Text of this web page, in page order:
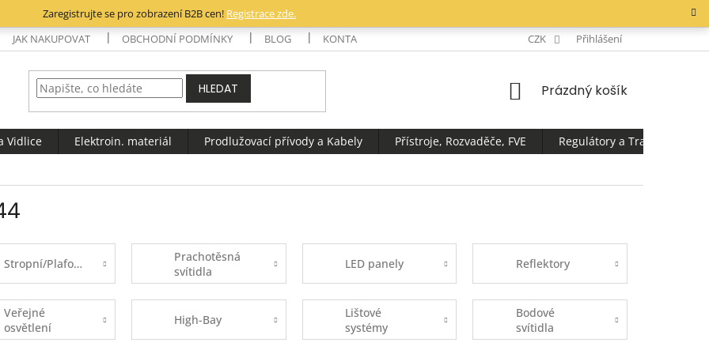
Zaregistrujte se pro zobrazení B2B cen! Registrace zde.
JAK NAKUPOVAT OBCHODNÍ PODMÍNKY BLOG KONTAKTY CZK Přihlášení
HLEDAT
NÁKUPNÍ
Prázdný košík
Vidlice Elektroin. materiál Prodlužovací přívody a Kabely Přístroje, Rozvaděče, FVE
Regulátory a
Stropní/Plafoniery
Prachotěsná
svítidla
LED panely Reflektory
Veřejné
osvětlení
High-Bay
Lištové
systémy
Bodové
svítidla